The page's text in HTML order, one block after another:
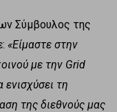
Σύμβουλος της
«Είμαστε στην
με την Grid
τη
της διεθνούς μας